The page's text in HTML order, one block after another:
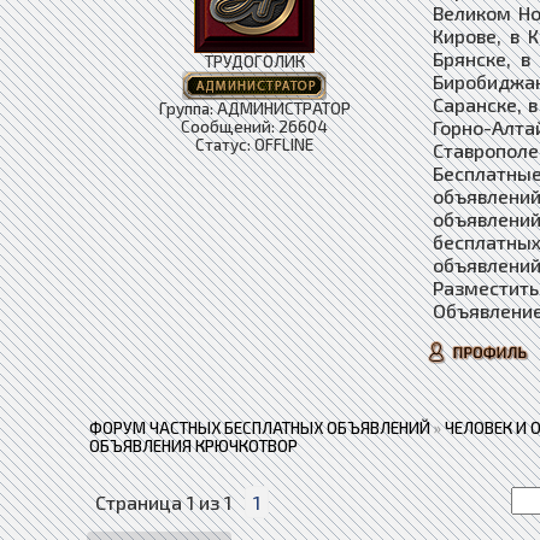
ТРУДОГОЛИК
Группа: АДМИНИСТРАТОР
Сообщений:26604
Статус:OFFLINE
Великом
Кирове, в
Брянске, в
Саранске,
Горно-
ФОРУМ ЧАСТНЫХ БЕСПЛАТНЫХ ОБЪЯВЛЕНИЙ»ЧЕЛОВЕК И
ОБЪЯВЛЕНИЯ КРЮЧКОТВОР
Страница1из1 1